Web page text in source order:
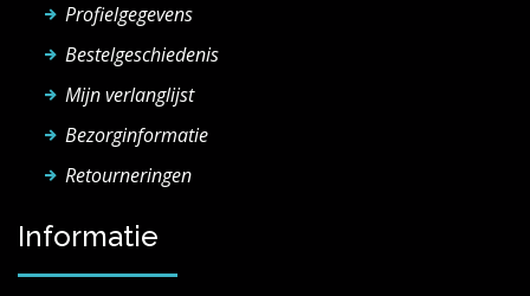
Profielgegevens
Bestelgeschiedenis
Mijn verlanglijst
Bezorginformatie
Retourneringen
Informatie